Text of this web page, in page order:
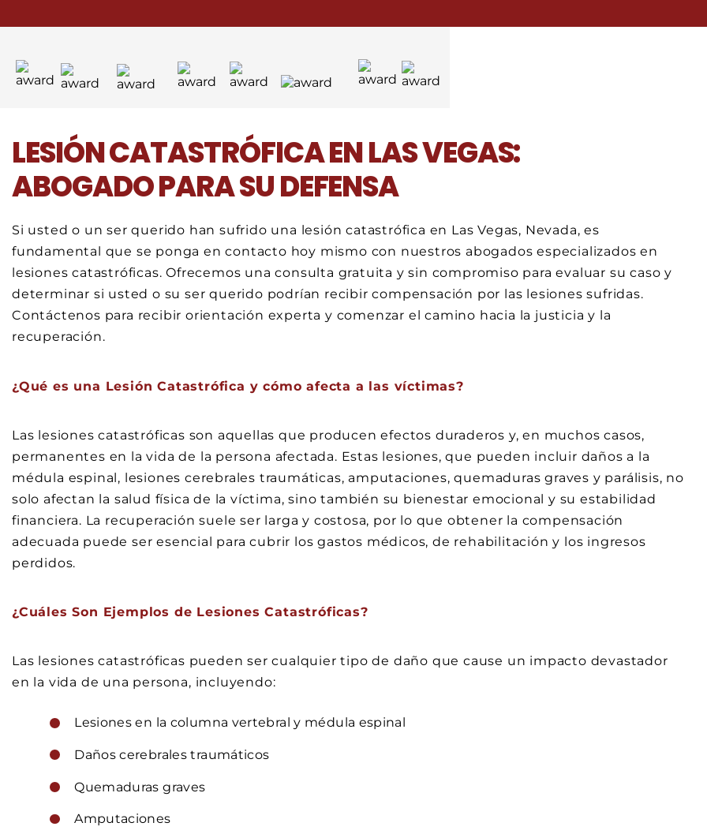
LESIÓN CATASTRÓFICA EN LAS VEGAS:
ABOGADO PARA SU DEFENSA
Si usted o un ser querido han sufrido una lesión catastrófica en Las Vegas, Nevada, es
fundamental que se ponga en contacto hoy mismo con nuestros abogados especializados en
lesiones catastróficas. Ofrecemos una consulta gratuita y sin compromiso para evaluar su caso y
determinar si usted o su ser querido podrían recibir compensación por las lesiones sufridas.
Contáctenos para recibir orientación experta y comenzar el camino hacia la justicia y la
recuperación.
¿Qué es una Lesión Catastrófica y cómo afecta a las víctimas?
Las lesiones catastróficas son aquellas que producen efectos duraderos y, en muchos casos,
permanentes en la vida de la persona afectada. Estas lesiones, que pueden incluir daños a la
médula espinal, lesiones cerebrales traumáticas, amputaciones, quemaduras graves y parálisis, no
solo afectan la salud física de la víctima, sino también su bienestar emocional y su estabilidad
financiera. La recuperación suele ser larga y costosa, por lo que obtener la compensación
adecuada puede ser esencial para cubrir los gastos médicos, de rehabilitación y los ingresos
perdidos.
¿Cuáles Son Ejemplos de Lesiones Catastróficas?
Las lesiones catastróficas pueden ser cualquier tipo de daño que cause un impacto devastador
en la vida de una persona, incluyendo:
Lesiones en la columna vertebral y médula espinal
Daños cerebrales traumáticos
Quemaduras graves
Amputaciones